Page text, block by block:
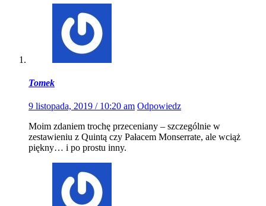
Tomek
9 listopada, 2019 / 10:20 am Odpowiedz
Moim zdaniem trochę przeceniany – szczególnie w
zestawieniu z Quintą czy Pałacem Monserrate, ale wciąż
piękny… i po prostu inny.